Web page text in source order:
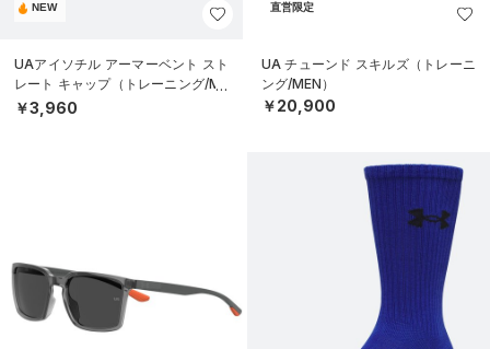
NEW
UAアイソチル アーマーベント スト
レート キャップ（トレーニング/ME
N）
￥3,960
直営限定
UA チューンド スキルズ（トレーニ
ング/MEN）
￥20,900